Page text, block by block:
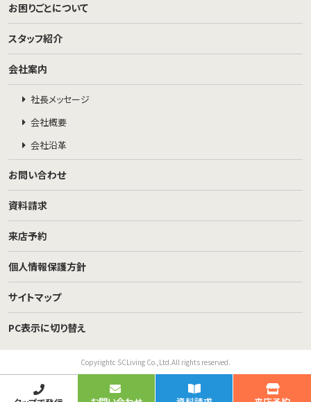
お困りごとについて
スタッフ紹介
会社案内
社長メッセージ
会社概要
会社沿革
お問い合わせ
資料請求
来店予約
個人情報保護方針
サイトマップ
PC表示に切り替え
Copyrightc SCLiving Co.,Ltd.All rights reserved.